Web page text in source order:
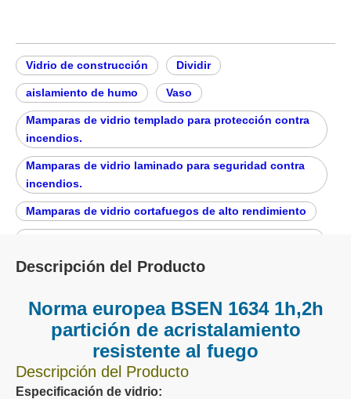
Vidrio de construcción Dividir
aislamiento de humo Vaso
Mamparas de vidrio templado para protección contra
incendios.
Mamparas de vidrio laminado para seguridad contra
incendios.
Mamparas de vidrio cortafuegos de alto rendimiento
Divisores de vidrio resistentes al fuego
Descripción del Producto
Norma europea BSEN 1634 1h,2h
partición de acristalamiento
resistente al fuego
Descripción del Producto
Especificación de vidrio: